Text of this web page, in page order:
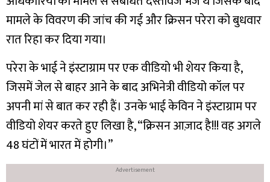
मामले के विवरण की जांच की गई और क्रिसन परेरा को बुधवार
रात रिहा कर दिया गया।
परेरा के भाई ने इंस्टाग्राम पर एक वीडियो भी शेयर किया है,
जिसमें जेल से बाहर आने के बाद अभिनेत्री वीडियो कॉल पर
अपनी मां से बात कर रही हैं। उनके भाई केविन ने इंस्टाग्राम पर
वीडियो शेयर करते हुए लिखा है, “क्रिसन आज़ाद है!!! वह अगले
48 घंटों में भारत में होगी।”